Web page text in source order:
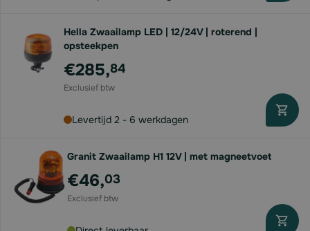
Hella Zwaailamp LED | 12/24V | roterend |
opsteekpen
€285,84
Levertijd 2 - 6 werkdagen
Granit Zwaailamp H1 12V | met magneetvoet
€46,03